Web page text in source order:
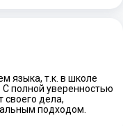
языка, т.к. в школе
полной уверенностью
своего дела,
подходом.